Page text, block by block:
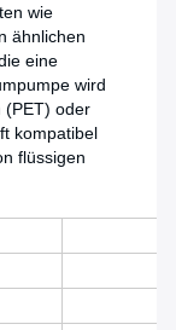
wie
ähnlichen
eine
wird
(PET) oder
kompatibel
flüssigen